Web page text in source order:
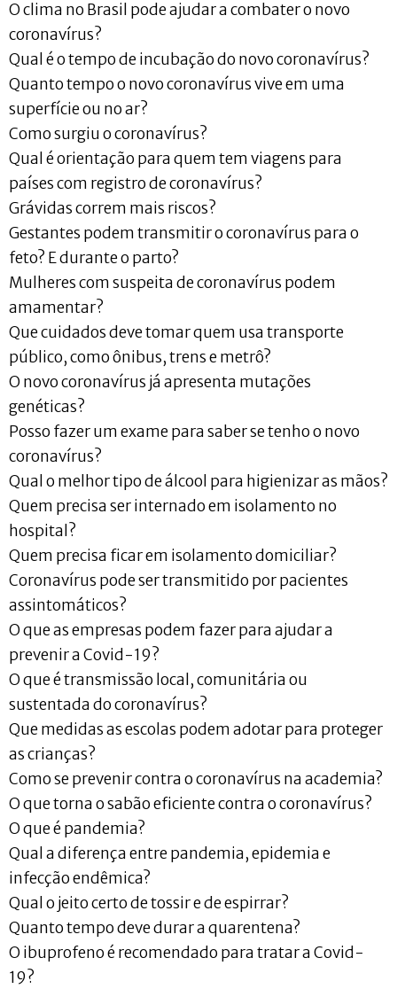
O clima no Brasil pode ajudar a combater o novo
coronavírus?
Qual é o tempo de incubação do novo coronavírus?
Quanto tempo o novo coronavírus vive em uma
superfície ou no ar?
Como surgiu o coronavírus?
Qual é orientação para quem tem viagens para
países com registro de coronavírus?
Grávidas correm mais riscos?
Gestantes podem transmitir o coronavírus para o
feto? E durante o parto?
Mulheres com suspeita de coronavírus podem
amamentar?
Que cuidados deve tomar quem usa transporte
público, como ônibus, trens e metrô?
O novo coronavírus já apresenta mutações
genéticas?
Posso fazer um exame para saber se tenho o novo
coronavírus?
Qual o melhor tipo de álcool para higienizar as mãos?
Quem precisa ser internado em isolamento no
hospital?
Quem precisa ficar em isolamento domiciliar?
Coronavírus pode ser transmitido por pacientes
assintomáticos?
O que as empresas podem fazer para ajudar a
prevenir a Covid-19?
O que é transmissão local, comunitária ou
sustentada do coronavírus?
Que medidas as escolas podem adotar para proteger
as crianças?
Como se prevenir contra o coronavírus na academia?
O que torna o sabão eficiente contra o coronavírus?
O que é pandemia?
Qual a diferença entre pandemia, epidemia e
infecção endêmica?
Qual o jeito certo de tossir e de espirrar?
Quanto tempo deve durar a quarentena?
O ibuprofeno é recomendado para tratar a Covid-
19?